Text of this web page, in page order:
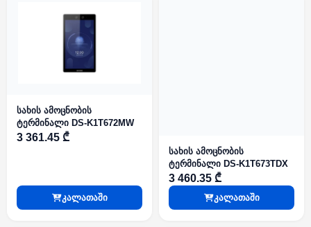
სახის ამოცნობის
ტერმინალი DS-K1T672MW
3 361.45 ₾
კალათაში
სახის ამოცნობის
ტერმინალი DS-K1T673TDX
3 460.35 ₾
კალათაში